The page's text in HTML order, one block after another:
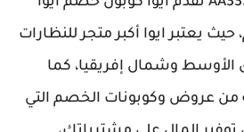
حيث يعتبر ايوا أكبر متجر للنظارات
وشمال إفريقيا، كما
من عروض وكوبونات الخصم التي